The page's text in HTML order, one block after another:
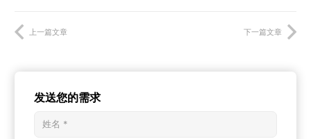
上一篇文章 下一篇文章
发送您的需求